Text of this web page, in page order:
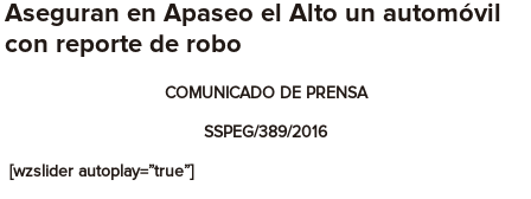
Aseguran en Apaseo el Alto un automóvil
con reporte de robo
COMUNICADO DE PRENSA
SSPEG/389/2016
[wzslider autoplay=”true”]